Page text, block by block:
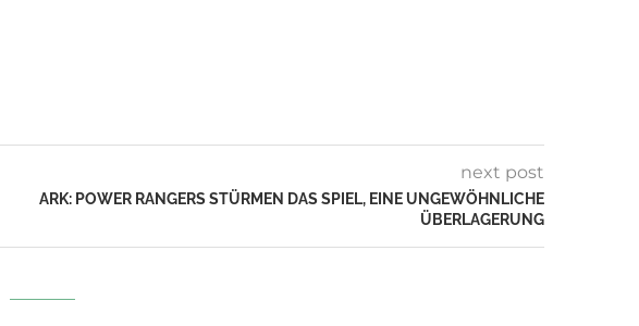
next post
ARK: POWER RANGERS STÜRMEN DAS SPIEL, EINE UNGEWÖHNLICHE
ÜBERLAGERUNG